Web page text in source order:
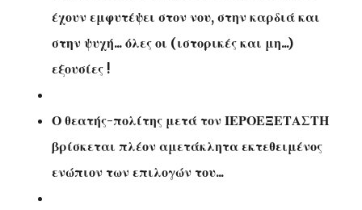
έχουν εμφυτέψει στον νου, στην καρδιά και
στην ψυχή... όλες οι (ιστορικές και μη...)
εξουσίες !
Ο θεατής-πολίτης μετά τον ΙΕΡΟΕΞΕΤΑΣΤΗ
βρίσκεται πλέον αμετάκλητα εκτεθειμένος
ενώπιον των επιλογών του...